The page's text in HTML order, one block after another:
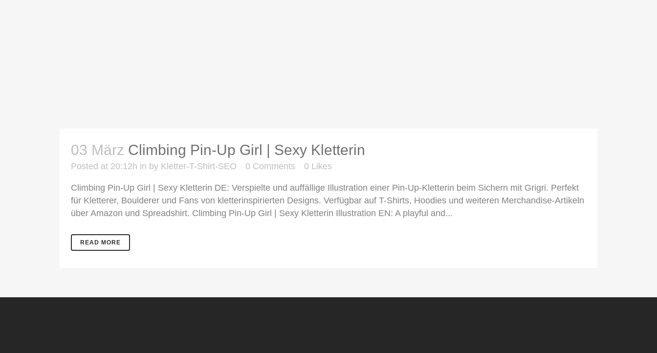
03 März Climbing Pin-Up Girl | Sexy Kletterin
Posted at 20:12h in by Kletter-T-Shirt-SEO 0 Comments 0 Likes
Climbing Pin-Up Girl | Sexy Kletterin DE: Verspielte und auffällige Illustration einer Pin-Up-Kletterin beim Sichern mit Grigri. Perfekt
für Kletterer, Boulderer und Fans von kletterinspirierten Designs. Verfügbar auf T-Shirts, Hoodies und weiteren Merchandise-Artikeln
über Amazon und Spreadshirt. Climbing Pin-Up Girl | Sexy Kletterin Illustration EN: A playful and...
READ MORE